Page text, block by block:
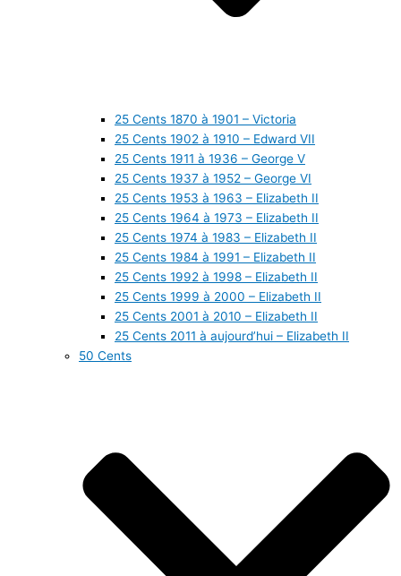
25 Cents 1870 à 1901 – Victoria
25 Cents 1902 à 1910 – Edward VII
25 Cents 1911 à 1936 – George V
25 Cents 1937 à 1952 – George VI
25 Cents 1953 à 1963 – Elizabeth II
25 Cents 1964 à 1973 – Elizabeth II
25 Cents 1974 à 1983 – Elizabeth II
25 Cents 1984 à 1991 – Elizabeth II
25 Cents 1992 à 1998 – Elizabeth II
25 Cents 1999 à 2000 – Elizabeth II
25 Cents 2001 à 2010 – Elizabeth II
25 Cents 2011 à aujourd’hui – Elizabeth II
50 Cents